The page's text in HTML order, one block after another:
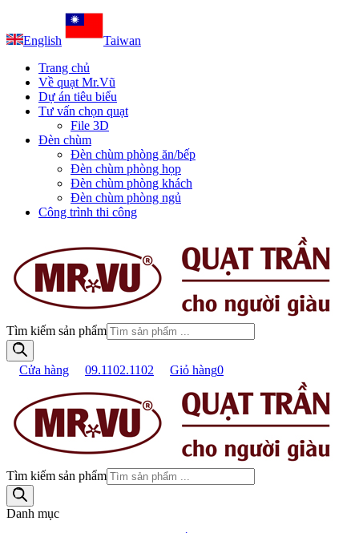
English
Taiwan
Trang chủ
Về quạt Mr.Vũ
Dự án tiêu biểu
Tư vấn chọn quạt
File 3D
Đèn chùm
Đèn chùm phòng ăn/bếp
Đèn chùm phòng họp
Đèn chùm phòng khách
Đèn chùm phòng ngủ
Công trình thi công
Tìm kiếm sản phẩm
Cửa hàng 09.1102.1102 Giỏ hàng0
Tìm kiếm sản phẩm
Danh mục